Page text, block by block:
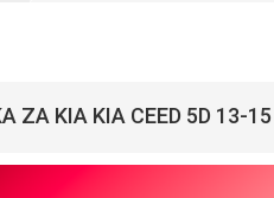
ZA KIA KIA CEED 5D 13-15